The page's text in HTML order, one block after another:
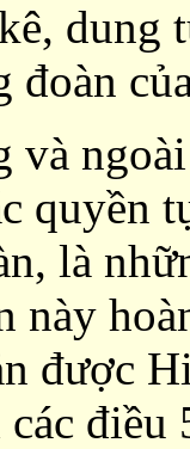
dung
đoàn
và
quyền
là
này
được
các